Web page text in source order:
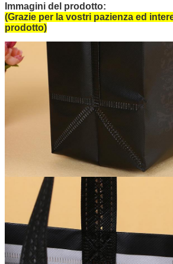
Immagini del prodotto:
(Grazie per la vostri pazienza ed
prodotto)